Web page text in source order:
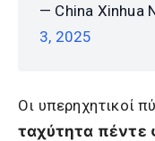
— China Xinhua
3, 2025
Οι υπερηχητικοί
ταχύτητα πέντε